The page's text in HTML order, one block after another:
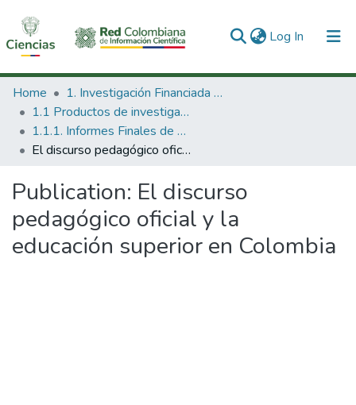
Log In (current)
Communities & Collections
All of DSpace
Statistics
Home
1. Investigación Financiada con Recursos Públicos
1.1 Productos de investigación
1.1.1. Informes Finales de Proyectos de Investigación
El discurso pedagógico oficial y la educación superior en Colombia
Publication: El discurso
pedagógico oficial y la
educación superior en Colombia